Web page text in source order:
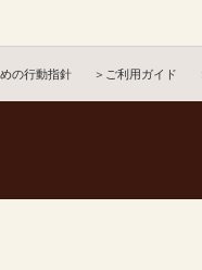
の行動指針 ＞ご利用ガイド